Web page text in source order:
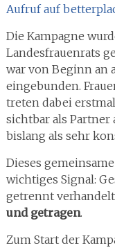
Aufruf auf
Die Kampagne
Landesfrauenrats
war von Beginn an
eingebunden.
treten dabei
sichtbar als Partner
bislang als sehr
Dieses
wichtiges Signal:
getrennt
und getragen.
Zum Start der